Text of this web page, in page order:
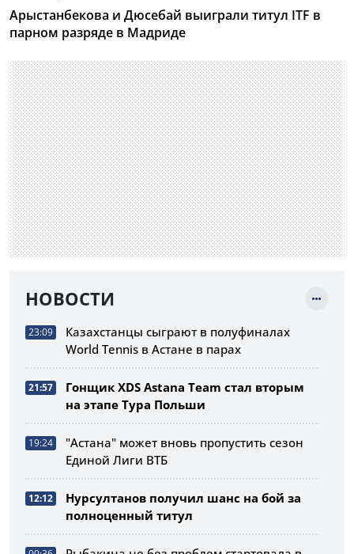
Арыстанбекова и Дюсебай выиграли титул ITF в
парном разряде в Мадриде
НОВОСТИ
23:09
Казахстанцы сыграют в полуфиналах
World Tennis в Астане в парах
21:57
Гонщик XDS Astana Team стал вторым
на этапе Тура Польши
19:24
"Астана" может вновь пропустить сезон
Единой Лиги ВТБ
12:12
Нурсултанов получил шанс на бой за
полноценный титул